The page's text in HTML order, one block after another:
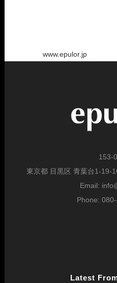
www.epulor.jp
153-
東京都 目黒区 青葉台1-19-
Email:
Phone:
Latest